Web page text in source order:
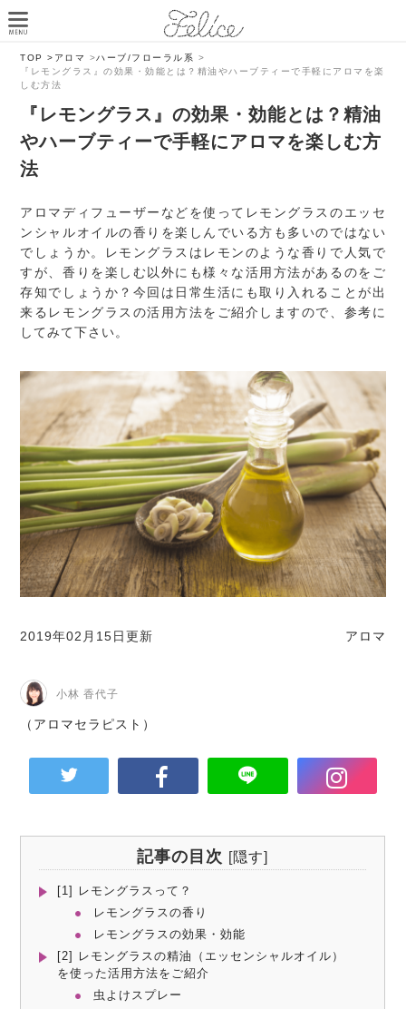
TOP > アロマ >ハーブ/フローラル系 >
『レモングラス』の効果・効能とは？精油やハーブティーで手軽にアロマを楽
しむ方法
『レモングラス』の効果・効能とは？精油
やハーブティーで手軽にアロマを楽しむ方
法
アロマディフューザーなどを使ってレモングラスのエッセ
ンシャルオイルの香りを楽しんでいる方も多いのではない
でしょうか。レモングラスはレモンのような香りで人気で
すが、香りを楽しむ以外にも様々な活用方法があるのをご
存知でしょうか？今回は日常生活にも取り入れることが出
来るレモングラスの活用方法をご紹介しますので、参考に
してみて下さい。
2019年02月15日更新 アロマ
小林 香代子
（アロマセラピスト）
記事の目次 [隠す]
[1] レモングラスって？
レモングラスの香り
レモングラスの効果・効能
[2] レモングラスの精油（エッセンシャルオイル）
を使った活用方法をご紹介
虫よけスプレー